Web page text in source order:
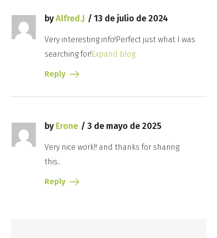
byAlfred.J 13 de julio de 2024
Very interesting info!Perfect just what I was
searching for! Expand blog
Reply
by Erone 3 de mayo de 2025
Very nice work!! and thanks for sharing
this..
Reply